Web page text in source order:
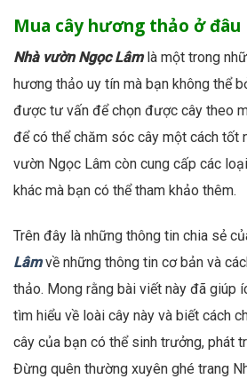
Mua cây hương thảo ở đâu
Nhà vườn Ngọc Lâmlà một trong
hương thảo uy tín mà bạn không thể
được tư vấn để chọn được cây theo
để có thể chăm sóc cây một cách tốt
vườn Ngọc Lâm còn cung cấp các
khác mà bạn có thể tham khảo thêm.
Trên đây là những thông tin chia sẻ
Lâmvề những thông tin cơ bản và
thảo. Mong rằng bài viết này đã giúp
tìm hiểu về loài cây này và biết cách
cây của bạn có thể sinh trưởng, phát
Đừng quên thường xuyên ghé trang